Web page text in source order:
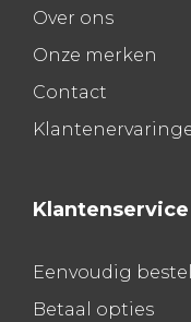
Over ons
Onze merken
Contact
Klantenservice
Eenvoudig
Betaal opties